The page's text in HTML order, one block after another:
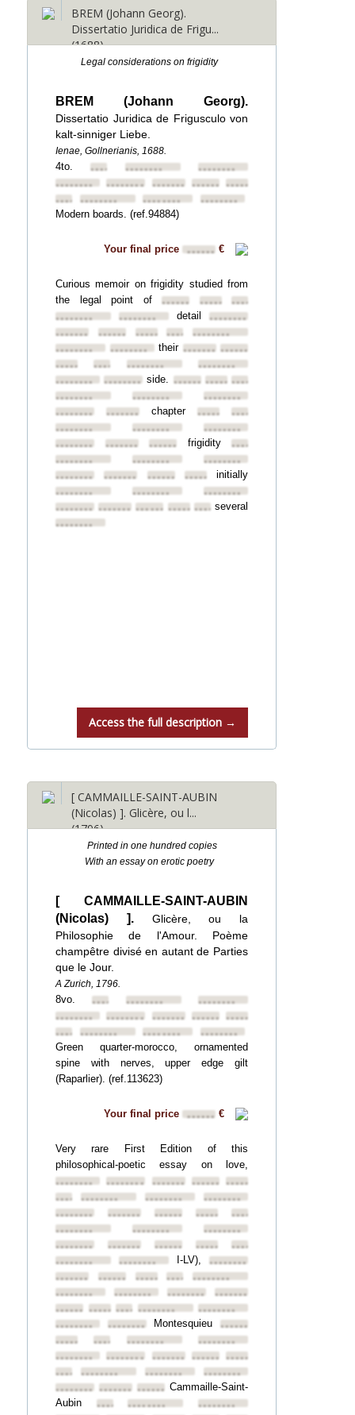
BREM (Johann Georg).
Dissertatio Juridica de Frigu...
(1688)
Legal considerations on frigidity
BREM (Johann Georg).
Dissertatio Juridica de Frigusculo von
kalt-sinniger Liebe.
Ienae, Gollnerianis, 1688.
4to.••••••••••••••••
••••••••
••••••••
•••••••• •••••••• ••••••••••••••••
•••••••••••••••• ••••••••
••••••••
Modern boards. (ref.94884)
Your final price •••••• €
Curious memoir on frigidity studied from
the legal point of ••••••••••••••••••••••••
••••••••
•••••••• detail ••••••••
••••••••
••••••••••••••••••••••••••••••••
••••••••
•••••••• their ••••••••••••••••
••••••••••••••••••••••••
••••••••
••••••••
•••••••• side. ••••••••••••••••••••••••
••••••••
••••••••
••••••••
••••••••
•••••••• chapter ••••••••••••••••
••••••••
••••••••
••••••••
••••••••
•••••••• ••••••••frigidity ••••••••
••••••••
••••••••
••••••••
••••••••
•••••••• ••••••••••••••••initially
••••••••
••••••••
••••••••
•••••••• ••••••••••••••••••••••••••••••••
several
••••••••
Access the full description →
[ CAMMAILLE-SAINT-AUBIN
(Nicolas) ]. Glicère, ou l...
(1796)
Printed in one hundred copies
With an essay on erotic poetry
[ CAMMAILLE-SAINT-AUBIN
(Nicolas) ]. Glicère, ou la
Philosophie de l'Amour. Poème
champêtre divisé en autant de Parties
que le Jour.
A Zurich, 1796.
8vo.••••••••••••••••
••••••••
••••••••
•••••••• •••••••• ••••••••••••••••
•••••••••••••••• ••••••••
••••••••
Green quarter-morocco, ornamented
spine with nerves, upper edge gilt
(Raparlier). (ref.113623)
Your final price •••••• €
Very rare First Edition of this
philosophical-poetic essay on love,
••••••••
•••••••• •••••••• ••••••••••••••••
•••••••••••••••• ••••••••
••••••••
••••••••
•••••••• •••••••• ••••••••••••••••
••••••••
••••••••
••••••••
••••••••
•••••••• •••••••• ••••••••••••••••
••••••••
•••••••• I-LV), ••••••••
••••••••
••••••••••••••••••••••••••••••••
••••••••
•••••••• ••••••••
••••••••
••••••••••••••••••••••••••••••••
••••••••
••••••••
•••••••• Montesquieu••••••••
••••••••••••••••••••••••
••••••••
••••••••
•••••••• •••••••• ••••••••••••••••
•••••••••••••••• ••••••••
••••••••
•••••••• ••••••••••••••••Cammaille-Saint-
Aubin •••••••••••••••• ••••••••